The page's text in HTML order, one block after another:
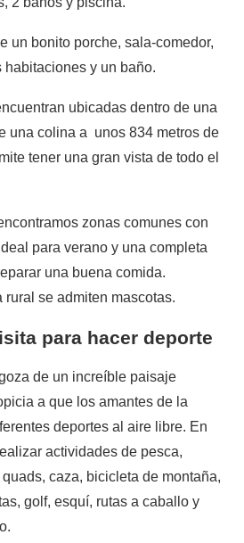
un bonito porche, sala-comedor,
habitaciones y un baño.
ubicadas dentro de una
una colina a unos 834 metros de
tener una gran vista de todo el
zonas comunes con
para verano y una completa
una buena comida.
rural se admiten mascotas.
para hacer deporte
de un increíble paisaje
a que los amantes de la
deportes al aire libre. En
actividades de pesca,
caza, bicicleta de montaña,
golf, esquí, rutas a caballo y